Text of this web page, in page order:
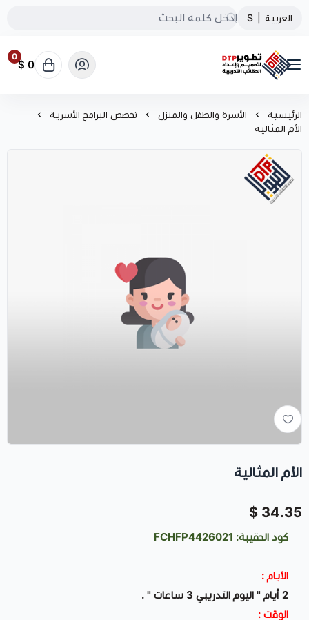
العربية $
تطوير الحقائب التدريبية
0
0 $
الرئيسية الأسرة والطفل والمنزل
تخصص البرامج الأسرية
الأم المثالية
الأم المثالية
34.35 $
كود الحقيبة: FCHFP4426021
الأيام :
2 أيام " اليوم التدريبي 3 ساعات " .
الوقت :